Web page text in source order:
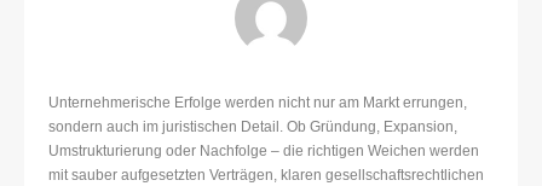
Unternehmerische Erfolge werden nicht nur am Markt errungen,
sondern auch im juristischen Detail. Ob Gründung, Expansion,
Umstrukturierung oder Nachfolge – die richtigen Weichen werden
mit sauber aufgesetzten Verträgen, klaren gesellschaftsrechtlichen